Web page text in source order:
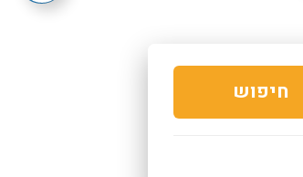
חיפוש